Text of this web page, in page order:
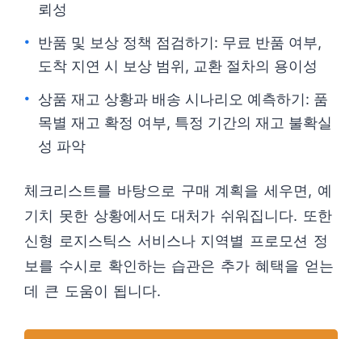
뢰성
반품 및 보상 정책 점검하기: 무료 반품 여부,
도착 지연 시 보상 범위, 교환 절차의 용이성
상품 재고 상황과 배송 시나리오 예측하기: 품
목별 재고 확정 여부, 특정 기간의 재고 불확실
성 파악
체크리스트를 바탕으로 구매 계획을 세우면, 예
기치 못한 상황에서도 대처가 쉬워집니다. 또한
신형 로지스틱스 서비스나 지역별 프로모션 정
보를 수시로 확인하는 습관은 추가 혜택을 얻는
데 큰 도움이 됩니다.